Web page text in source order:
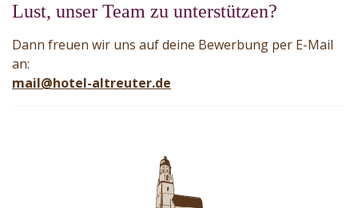
Lust, unser Team zu unterstützen?
Dann freuen wir uns auf deine Bewerbung per E-Mail
an:
mail@hotel-altreuter.de